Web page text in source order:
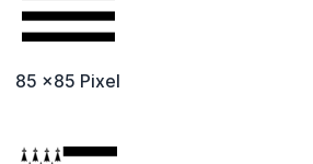
85 x85 Pixel